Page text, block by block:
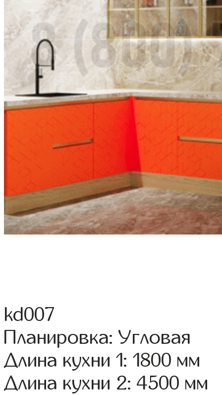
kd007
Планировка: Угловая
Длина кухни 1: 1800 мм
Длина кухни 2: 4500 мм